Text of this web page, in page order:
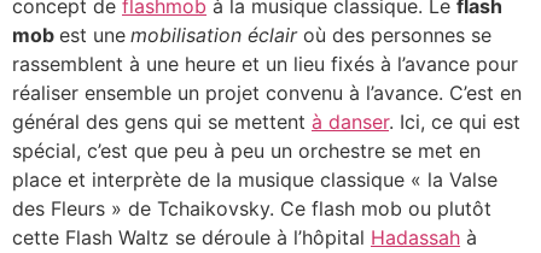
concept de flashmob à la musique classique. Le flash
mob est une mobilisation éclairoù des personnes se
rassemblent à une heure et un lieu fixés à l’avance pour
réaliser ensemble un projet convenu à l’avance. C’est en
général des gens qui se mettent à danser. Ici, ce qui est
spécial, c’est que peu à peu un orchestre se met en
place et interprète de la musique classique « la Valse
des Fleurs » de Tchaikovsky. Ce flash mob ou plutôt
cette Flash Waltz se déroule à l’hôpital Hadassah à